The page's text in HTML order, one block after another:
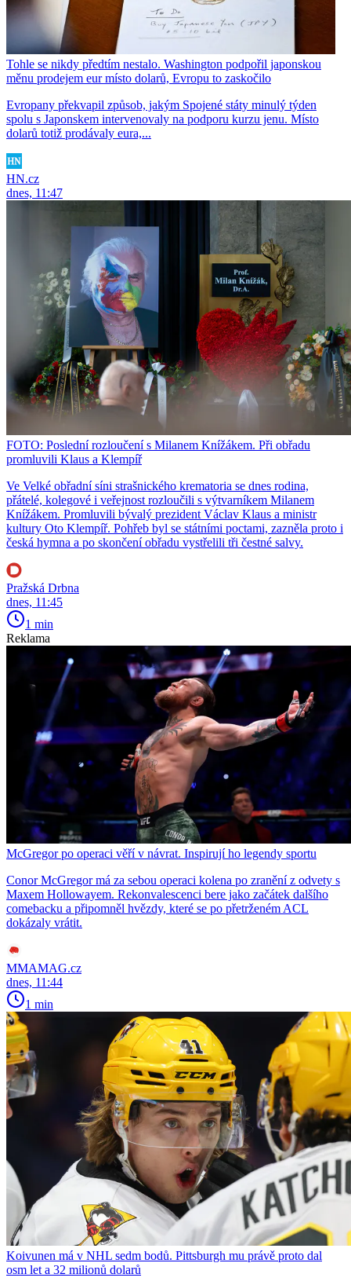
Tohle se nikdy předtím nestalo. Washington podpořil japonskou
měnu prodejem eur místo dolarů, Evropu to zaskočilo
Evropany překvapil způsob, jakým Spojené státy minulý týden
spolu s Japonskem intervenovaly na podporu kurzu jenu. Místo
dolarů totiž prodávaly eura,...
HN.cz
dnes, 11:47
FOTO: Poslední rozloučení s Milanem Knížákem. Při obřadu
promluvili Klaus a Klempíř
Ve Velké obřadní síni strašnického krematoria se dnes rodina,
přátelé, kolegové i veřejnost rozloučili s výtvarníkem Milanem
Knížákem. Promluvili bývalý prezident Václav Klaus a ministr
kultury Oto Klempíř. Pohřeb byl se státními poctami, zazněla proto i
česká hymna a po skončení obřadu vystřelili tři čestné salvy.
Pražská Drbna
dnes, 11:45
1 min
Reklama
McGregor po operaci věří v návrat. Inspirují ho legendy sportu
Conor McGregor má za sebou operaci kolena po zranění z odvety s
Maxem Hollowayem. Rekonvalescenci bere jako začátek dalšího
comebacku a připomněl hvězdy, které se po přetrženém ACL
dokázaly vrátit.
MMAMAG.cz
dnes, 11:44
1 min
Koivunen má v NHL sedm bodů. Pittsburgh mu právě proto dal
osm let a 32 milionů dolarů